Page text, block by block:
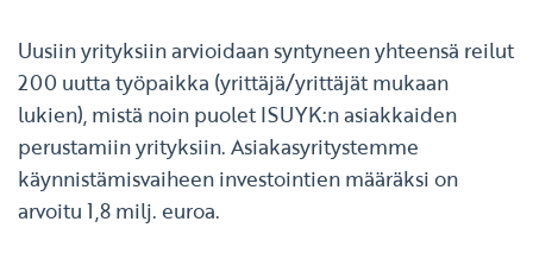
Uusiin yrityksiin arvioidaan syntyneen yhteensä reilut
200 uutta työpaikka (yrittäjä/yrittäjät mukaan
lukien), mistä noin puolet ISUYK:n asiakkaiden
perustamiin yrityksiin. Asiakasyritystemme
käynnistämisvaiheen investointien määräksi on
arvoitu 1,8 milj. euroa.